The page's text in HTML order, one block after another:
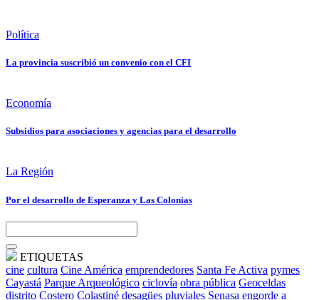
Política
La provincia suscribió un convenio con el CFI
Economía
Subsidios para asociaciones y agencias para el desarrollo
La Región
Por el desarrollo de Esperanza y Las Colonias
ETIQUETAS
cine cultura Cine América emprendedores Santa Fe Activa pymes
Cayastá Parque Arqueológico ciclovía obra pública Geoceldas
distrito Costero Colastiné desagües pluviales Senasa engorde a